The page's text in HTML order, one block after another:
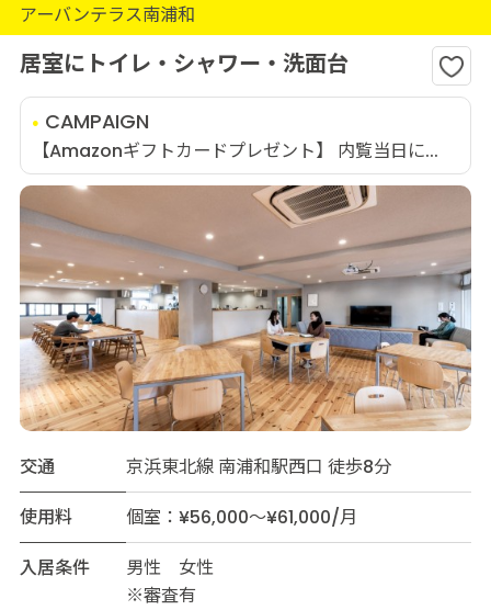
アーバンテラス南浦和
居室にトイレ・シャワー・洗面台
CAMPAIGN
【Amazonギフトカードプレゼント】 内覧当日に...
交通
京浜東北線 南浦和駅西口 徒歩8分
使用料
個室：¥56,000～¥61,000/月
入居条件
男性 女性
※審査有